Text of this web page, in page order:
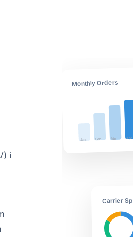
i
Monthly Orders
Jan Feb Mar Apr
Carrier